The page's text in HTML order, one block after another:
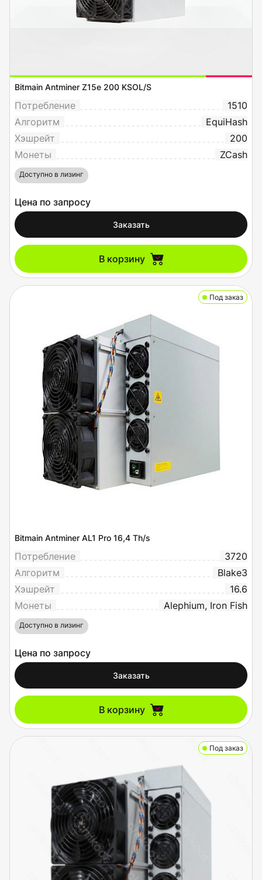
Bitmain Antminer Z15e 200 KSOL/S
Потребление
1510
Алгоритм
EquiHash
Хэшрейт
200
Монеты
ZCash
Доступно в лизинг
Цена по запросу
Заказать
В корзину
Под заказ
Bitmain Antminer AL1 Pro 16,4 Th/s
Потребление
3720
Алгоритм
Blake3
Хэшрейт
16.6
Монеты
Alephium, Iron Fish
Доступно в лизинг
Цена по запросу
Заказать
В корзину
Под заказ